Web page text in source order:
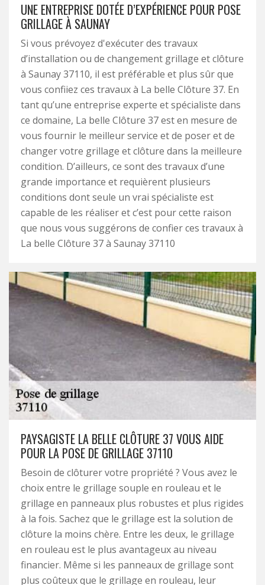
UNE ENTREPRISE DOTÉE D’EXPÉRIENCE POUR POSE
GRILLAGE À SAUNAY
Si vous prévoyez d'exécuter des travaux
d’installation ou de changement grillage et clôture
à Saunay 37110, il est préférable et plus sûr que
vous confiiez ces travaux à La belle Clôture 37. En
tant qu’une entreprise experte et spécialiste dans
ce domaine, La belle Clôture 37 est en mesure de
vous fournir le meilleur service et de poser et de
changer votre grillage et clôture dans la meilleure
condition. D’ailleurs, ce sont des travaux d’une
grande importance et requièrent plusieurs
conditions dont seule un vrai spécialiste est
capable de les réaliser et c’est pour cette raison
que nous vous suggérons de confier ces travaux à
La belle Clôture 37 à Saunay 37110
PAYSAGISTE LA BELLE CLÔTURE 37 VOUS AIDE
POUR LA POSE DE GRILLAGE 37110
Besoin de clôturer votre propriété ? Vous avez le
choix entre le grillage souple en rouleau et le
grillage en panneaux plus robustes et plus rigides
à la fois. Sachez que le grillage est la solution de
clôture la moins chère. Entre les deux, le grillage
en rouleau est le plus avantageux au niveau
financier. Même si les panneaux de grillage sont
plus coûteux que le grillage en rouleau, leur